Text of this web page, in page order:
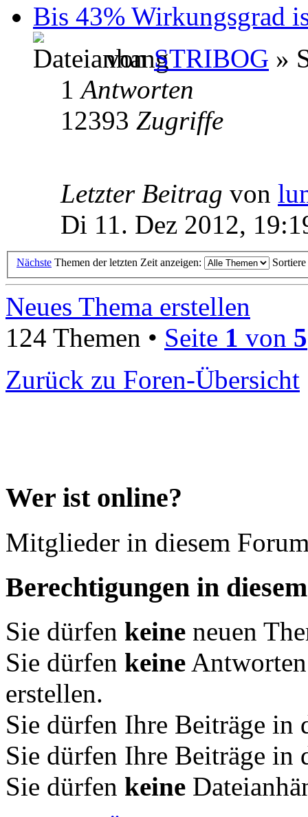
Bis 43% Wirkungsgrad
vonSTRIBOG »
1Antworten
12393 Zugriffe
Letzter Beitrag von
Di 11. Dez 2012,
Nächste Themen der letzten Zeit anzeigen:
Neues Thema erstellen
124 Themen • Seite 1 von 5
Zurück zu Foren-Übersicht
Wer ist online?
Mitglieder in diesem
Berechtigungen in
Sie dürfen keine neuen
Sie dürfen keine
erstellen.
Sie dürfen Ihre Beiträge in
Sie dürfen Ihre Beiträge in
Sie dürfen keine